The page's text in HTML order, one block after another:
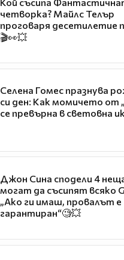
четворка? Майлс Телър
проговаря десетилетие
🎬👀💥
Селена Гомес празнува
си ден: Как момичето от
се превърна в световна
Джон Сина сподели 4
могат да съсипят всяко
„Ако ги имаш, провалът е
гарантиран“🧐💥